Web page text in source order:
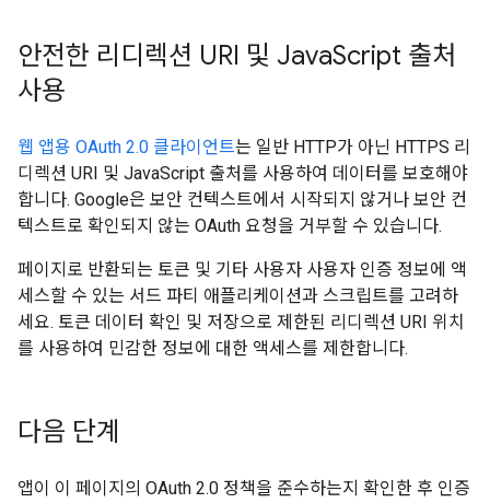
안전한 리디렉션 URI 및 JavaScript 출처
사용
웹 앱용 OAuth 2.0 클라이언트는 일반 HTTP가 아닌 HTTPS 리
디렉션 URI 및 JavaScript 출처를 사용하여 데이터를 보호해야
합니다. Google은 보안 컨텍스트에서 시작되지 않거나 보안 컨
텍스트로 확인되지 않는 OAuth 요청을 거부할 수 있습니다.
페이지로 반환되는 토큰 및 기타 사용자 사용자 인증 정보에 액
세스할 수 있는 서드 파티 애플리케이션과 스크립트를 고려하
세요. 토큰 데이터 확인 및 저장으로 제한된 리디렉션 URI 위치
를 사용하여 민감한 정보에 대한 액세스를 제한합니다.
다음 단계
앱이 이 페이지의 OAuth 2.0 정책을 준수하는지 확인한 후 인증